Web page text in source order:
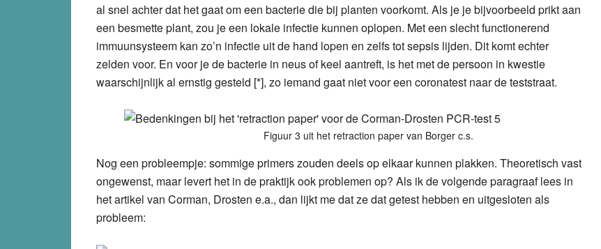
al snel achter dat het gaat om een bacterie die bij planten voorkomt. Als je je bijvoorbeeld prikt aan
een besmette plant, zou je een lokale infectie kunnen oplopen. Met een slecht functionerend
immuunsysteem kan zo’n infectie uit de hand lopen en zelfs tot sepsis lijden. Dit komt echter
zelden voor. En voor je de bacterie in neus of keel aantreft, is het met de persoon in kwestie
waarschijnlijk al ernstig gesteld [*], zo iemand gaat niet voor een coronatest naar de teststraat.
Figuur 3 uit het retraction paper van Borger c.s.
Nog een probleempje: sommige primers zouden deels op elkaar kunnen plakken. Theoretisch vast
ongewenst, maar levert het in de praktijk ook problemen op? Als ik de volgende paragraaf lees in
het artikel van Corman, Drosten e.a., dan lijkt me dat ze dat getest hebben en uitgesloten als
probleem: